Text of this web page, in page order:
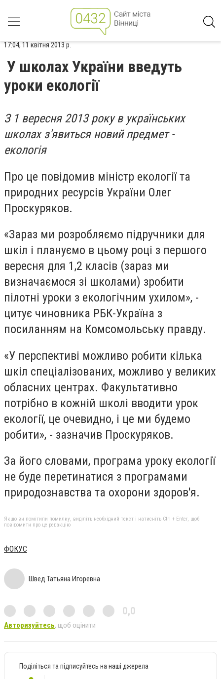
17:04, 11 квітня 2013 р.
У школах України введуть
уроки екології
З 1 вересня 2013 року в українських
школах з'явиться новий предмет -
екологія
Про це повідомив міністр екології та
природних ресурсів України Олег
Проскуряков.
«Зараз ми розробляємо підручники для
шкіл і плануємо в цьому році з першого
вересня для 1,2 класів (зараз ми
визначаємося зі школами) зробити
пілотні уроки з екологічним ухилом», -
цитує чиновника РБК-Україна з
посиланням на Комсомольську правду.
«У перспективі можливо робити кілька
шкіл спеціалізованих, можливо у великих
обласних центрах. Факультативно
потрібно в кожній школі вводити урок
екології, це очевидно, і це ми будемо
робити», - зазначив Проскуряков.
За його словами, програма уроку екології
не буде перетинатися з програмами
природознавства та охорони здоров'я.
Якщо ви помітили помилку, виділіть необхідний текст і натисніть Ctrl + Enter, щоб
повідомити про це редакцію
ФОКУС
Швед Татьяна Игоревна
0,0
Авторизуйтесь, щоб оцінити
Поділіться та підписуйтесь на наші джерела